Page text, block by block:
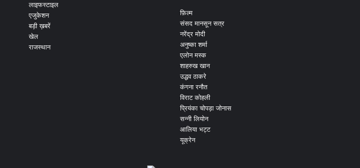
लाइफस्टाइल
एजुकेशन
बड़ी ख़बरें
खेल
राजस्थान
फ़िल्म
संसद मानसून सत्र
नरेंद्र मोदी
अनुष्का शर्मा
एलोन मस्क
शाहरुख खान
उद्धव ठाकरे
कंगना रनौत
विराट कोहली
प्रियंका चोपड़ा जोनास
सन्नी लियोन
आलिया भट्ट
यूक्रेन